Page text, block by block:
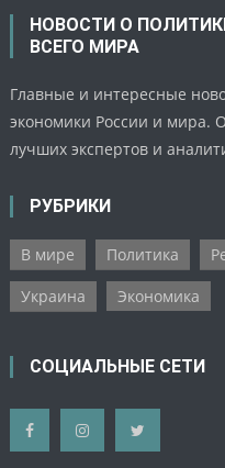
НОВОСТИ О
ВСЕГО МИРА
Главные и интересные
экономики России и мира.
лучших экспертов и
РУБРИКИ
В мире Политика
Украина
Экономика
СОЦИАЛЬНЫЕ СЕТИ